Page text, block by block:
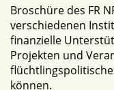
Broschüre des FR
verschiedenen
finanzielle
Projekten und
können.